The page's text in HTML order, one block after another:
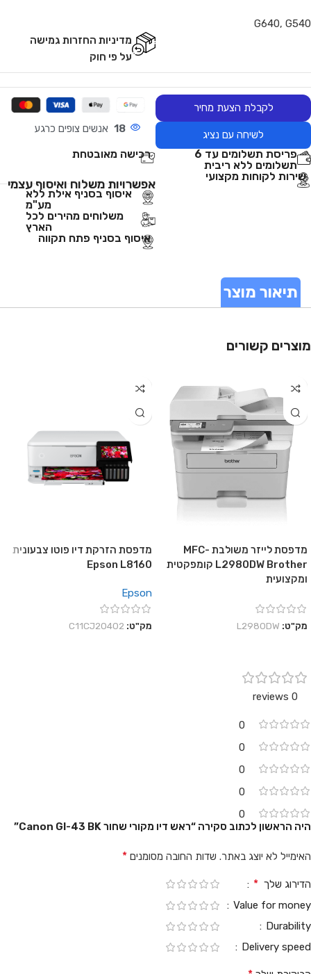
G640, G540
מדיניות החזרות גמישה
על פי חוק
לקבלת הצעת מחיר
לשיחה עם נציג 18 אנשים צופים כרגע
פריסת תשלומים עד 6
תשלומים ללא ריבית
רכישה מאובטחת
שירות לקוחות מקצועי
אפשרויות משלוח ואיסוף עצמי
איסוף בסניף אילת ללא
מע"מ
משלוחים מהירים לכל
הארץ
איסוף בסניף פתח תקווה
תיאור מוצר
מוצרים קשורים
מדפסת לייזר משולבת MFC-
L2980DW Brother קומפקטית
ומקצועית
מק"ט: L2980DW
מדפסת הזרקת דיו פוטו צבעונית
Epson L8160
Epson
מק"ט: C11CJ20402
0 reviews
0
0
0
0
0
היה הראשון לכתוב סקירה “ראש דיו מקורי שחור Canon GI-43 BK”
האימייל לא יוצג באתר. שדות החובה מסומנים *
הדירוג שלך *
Value for money
Durability
Delivery speed